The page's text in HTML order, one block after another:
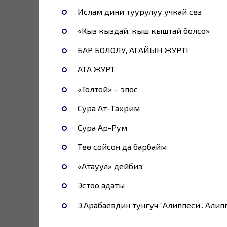
Ислам дини туурулуу учкай сөз
«Кыз кыздай, кыш кыштай болсо»
БАР БОЛОЛУ, АГАЙЫН ЖУРТ!
АТА ЖУРТ
«Толтой» – эпос
Сура Ат-Тахрим
Сура Ар-Рум
Төө сойсоң да барбайм
«Атауул» дейбиз
Эстоо адаты
Э.Арабаевдин тунгуч “Алиппеси”.